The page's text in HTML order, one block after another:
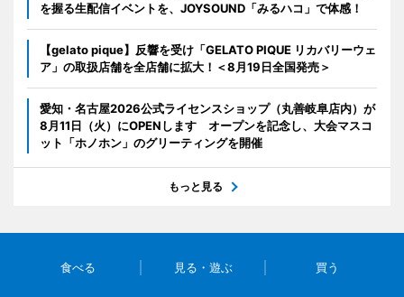
を握る生配信イベントを、JOYSOUND「みるハコ」で体感！
【gelato pique】反響を受け「GELATO PIQUE リカバリーウェ
ア」の取扱店舗を全店舗に拡大！＜8月19日全国発売＞
愛知・名古屋2026公式ライセンスショップ（丸善岐阜店内）が
8月11日（火）にOPENします オープンを記念し、大会マスコ
ット「ホノホン」のグリーティングを開催
もっと見る
食べる 見る・遊ぶ 買う